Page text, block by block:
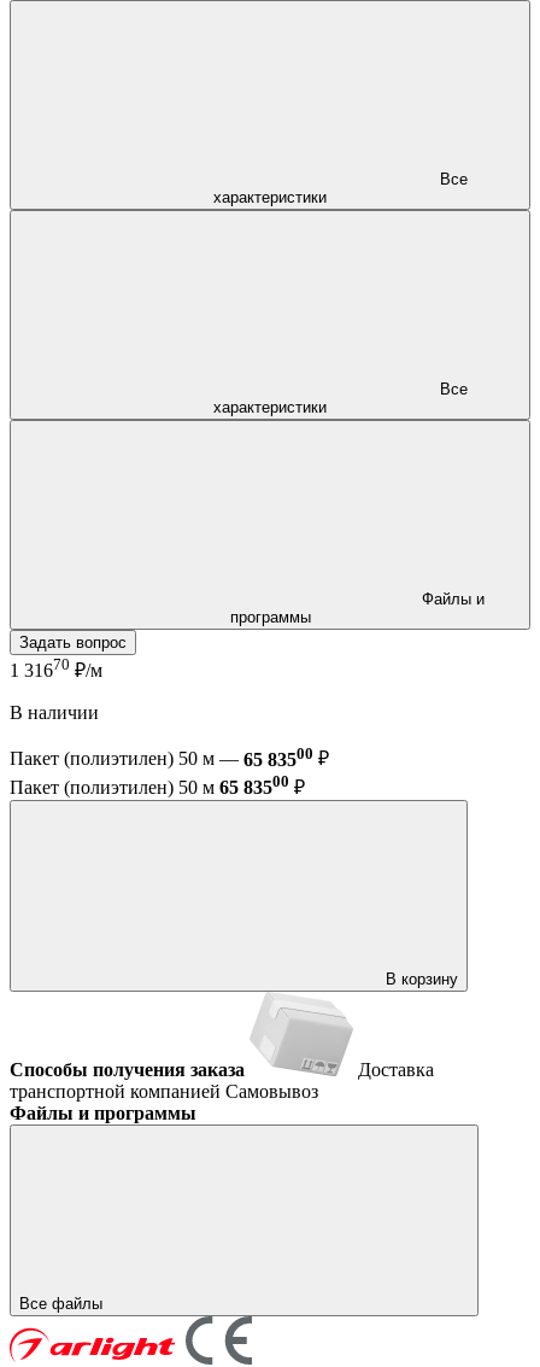
характеристики
характеристики
программы
Задать вопрос
1 31670 ₽/м
В наличии
Пакет (полиэтилен) 50 м — 65 83500 ₽
Пакет (полиэтилен) 50 м 65 83500 ₽
В корзину
Способы получения заказа
Доставка
транспортной компанией Самовывоз
Файлы и программы
Все файлы